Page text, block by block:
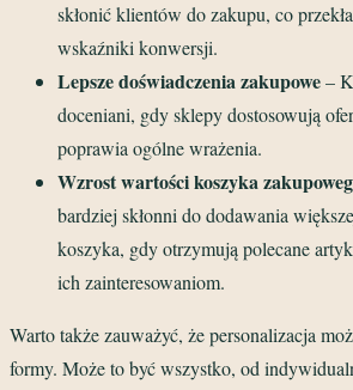
skłonić klientów do zakupu, co
wskaźniki konwersji.
Lepsze doświadczenia zakupowe–
doceniani, gdy sklepy dostosowują
poprawia ogólne wrażenia.
Wzrost wartości koszyka
bardziej skłonni do dodawania
koszyka, gdy otrzymują polecane
ich zainteresowaniom.
Warto także zauważyć, że personalizacja
formy. Może to być wszystko, od